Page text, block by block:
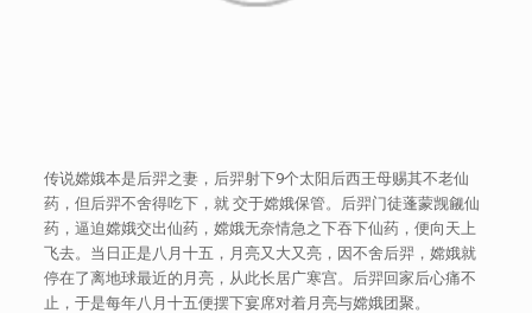
传说嫦娥本是后羿之妻，后羿射下9个太阳后西王母赐其不老仙
药，但后羿不舍得吃下，就 交于嫦娥保管。后羿门徒蓬蒙觊觎仙
药，逼迫嫦娥交出仙药，嫦娥无奈情急之下吞下仙药，便向天上
飞去。当日正是八月十五，月亮又大又亮，因不舍后羿，嫦娥就
停在了离地球最近的月亮，从此长居广寒宫。后羿回家后心痛不
止，于是每年八月十五便摆下宴席对着月亮与嫦娥团聚。